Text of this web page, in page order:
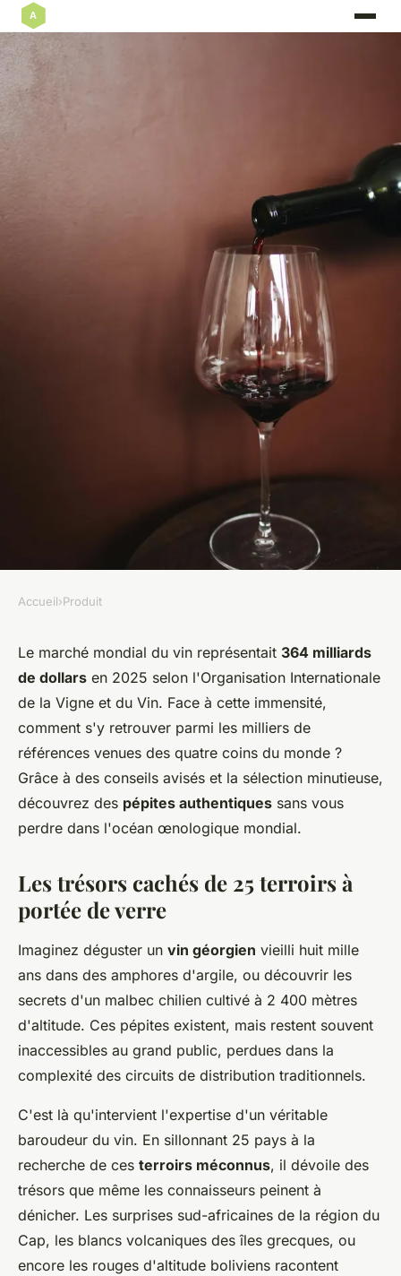
Explorez les saveurs du
monde avec un spécialiste des
vins
Alix•14 novembre 2025•5 min de lecture
Accueil›Produit
Le marché mondial du vin représentait 364 milliards
de dollars en 2025 selon l'Organisation Internationale
de la Vigne et du Vin. Face à cette immensité,
comment s'y retrouver parmi les milliers de
références venues des quatre coins du monde ?
Grâce à des conseils avisés et la sélection minutieuse,
découvrez des pépites authentiques sans vous
perdre dans l'océan œnologique mondial.
Les trésors cachés de 25 terroirs à
portée de verre
Imaginez déguster un vin géorgien vieilli huit mille
ans dans des amphores d'argile, ou découvrir les
secrets d'un malbec chilien cultivé à 2 400 mètres
d'altitude. Ces pépites existent, mais restent souvent
inaccessibles au grand public, perdues dans la
complexité des circuits de distribution traditionnels.
C'est là qu'intervient l'expertise d'un véritable
baroudeur du vin. En sillonnant 25 pays à la
recherche de ces terroirs méconnus, il dévoile des
trésors que même les connaisseurs peinent à
dénicher. Les surprises sud-africaines de la région du
Cap, les blancs volcaniques des îles grecques, ou
encore les rouges d'altitude boliviens racontent